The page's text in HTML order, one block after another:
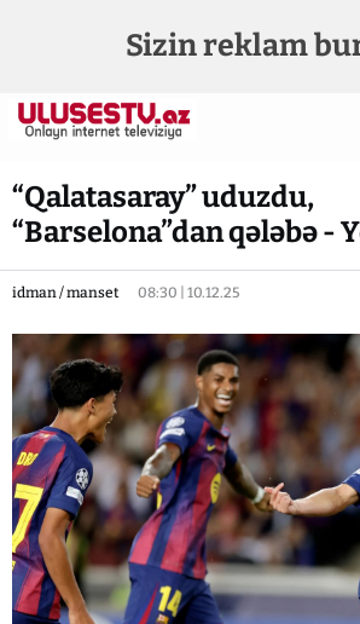
Sizin reklam
“Qalatasaray” uduzdu,
“Barselona”dan qələbə -
idman / manset 08:30 | 10.12.25